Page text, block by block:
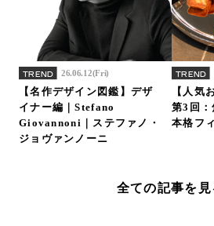
TREND 26.06.12(Fri)
【名作デザイン図鑑】デザ
イナー編｜Stefano
Giovannoni｜ステファノ・
ジョヴァンノーニ
TREND
【人気
第3回：
本格フ
全ての記事を見